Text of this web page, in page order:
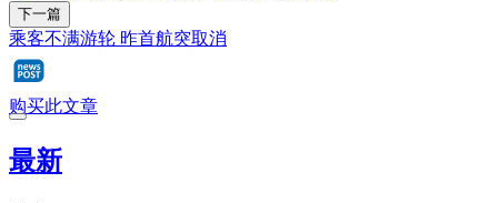
下一篇
乘客不满游轮 昨首航突取消
购买此文章
最新